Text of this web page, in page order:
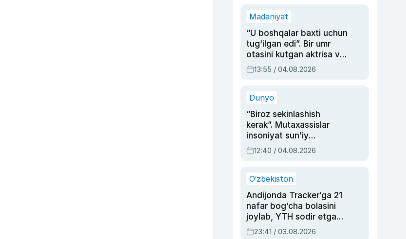
Madaniyat
“U boshqalar baxti uchun
tug‘ilgan edi”. Bir umr
otasini kutgan aktrisa va
dublyaj ustasi Rimma
Ahmedovaning
13:55 / 04.08.2026
Dunyo
“Biroz sekinlashish
kerak”. Mutaxassislar
insoniyat sun’iy
intellektni boshqara
olmay qolishidan xavotir
12:40 / 04.08.2026
O‘zbekiston
Andijonda Tracker’ga 21
nafar bog‘cha bolasini
joylab, YTH sodir etgan
ayolga sud hukmi o‘qildi
23:41 / 03.08.2026